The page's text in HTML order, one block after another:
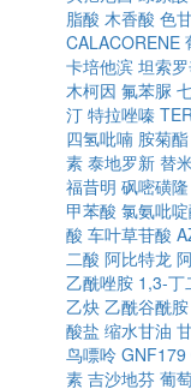
脂酸 木香酸 色
CALACORENE
卡培他滨 坦索
木柯因 氟苯脲
汀 特拉唑嗪
四氢吡喃 胺菊酯
素 泰地罗新 替
福昔明 砜嘧磺隆
甲苯酸 氯氨吡
酸 车叶草苷酸
二酸 阿比特龙
乙酰唑胺 1,3-丁
乙炔 乙酰谷酰胺
酸盐 缩水甘油
鸟嘌呤 GNF179
素 吉沙地芬 葡